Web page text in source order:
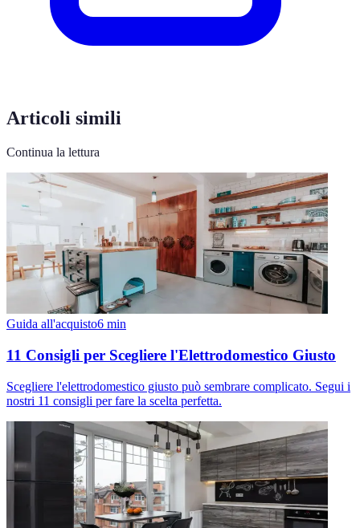
Articoli simili
Continua la lettura
Guida all'acquisto6 min
11 Consigli per Scegliere l'Elettrodomestico Giusto
Scegliere l'elettrodomestico giusto può sembrare complicato. Segui i
nostri 11 consigli per fare la scelta perfetta.